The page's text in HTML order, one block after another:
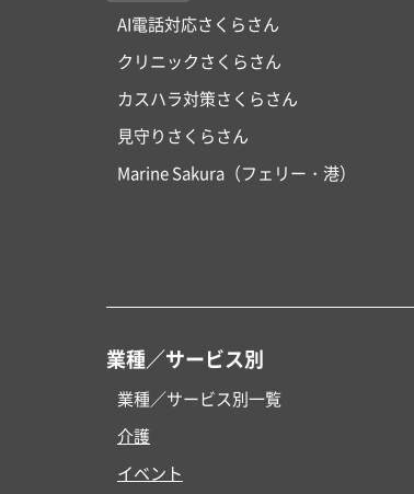
AI電話対応さくらさん
クリニックさくらさん
カスハラ対策さくらさん
見守りさくらさん
Marine Sakura（フェリー・港）
業種／サービス別
業種／サービス別一覧
介護
イベント